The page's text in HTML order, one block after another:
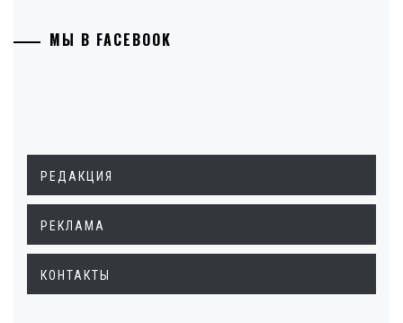
МЫ В FACEBOOK
РЕДАКЦИЯ
РЕКЛАМА
КОНТАКТЫ